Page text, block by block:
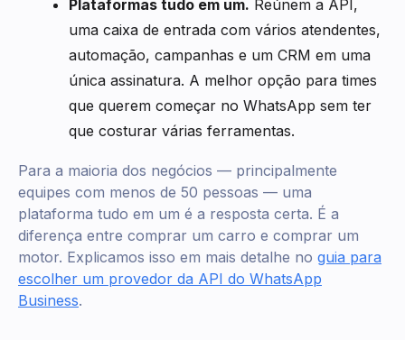
Plataformas tudo em um. Reúnem a API,
uma caixa de entrada com vários atendentes,
automação, campanhas e um CRM em uma
única assinatura. A melhor opção para times
que querem começar no WhatsApp sem ter
que costurar várias ferramentas.
Para a maioria dos negócios — principalmente
equipes com menos de 50 pessoas — uma
plataforma tudo em um é a resposta certa. É a
diferença entre comprar um carro e comprar um
motor. Explicamos isso em mais detalhe no guia para
escolher um provedor da API do WhatsApp
Business.